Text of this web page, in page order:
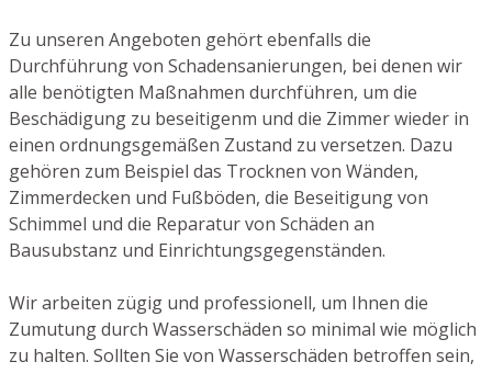
Zu unseren Angeboten gehört ebenfalls die
Durchführung von Schadensanierungen, bei denen wir
alle benötigten Maßnahmen durchführen, um die
Beschädigung zu beseitigenm und die Zimmer wieder in
einen ordnungsgemäßen Zustand zu versetzen. Dazu
gehören zum Beispiel das Trocknen von Wänden,
Zimmerdecken und Fußböden, die Beseitigung von
Schimmel und die Reparatur von Schäden an
Bausubstanz und Einrichtungsgegenständen.
Wir arbeiten zügig und professionell, um Ihnen die
Zumutung durch Wasserschäden so minimal wie möglich
zu halten. Sollten Sie von Wasserschäden betroffen sein,